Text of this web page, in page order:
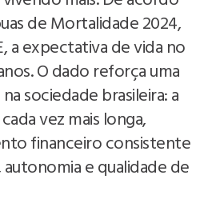
de Mortalidade 2024,
a expectativa de vida no
O dado reforça uma
sociedade brasileira: a
vez mais longa,
financeiro consistente
e qualidade de